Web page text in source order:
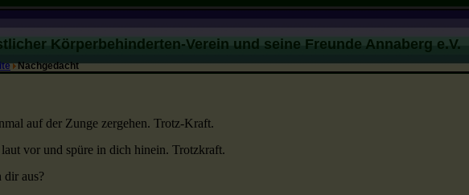
Körperbehinderten-Verein und seine Freunde Annaberg e.V.
Nachgedacht
auf der Zunge zergehen. Trotz-Kraft.
vor und spüre in dich hinein. Trotzkraft.
dir aus?